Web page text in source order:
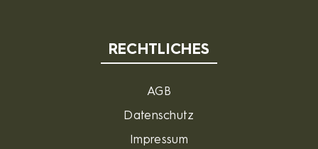
RECHTLICHES
AGB
Datenschutz
Impressum